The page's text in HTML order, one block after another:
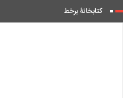
کتابخانۀ برخط